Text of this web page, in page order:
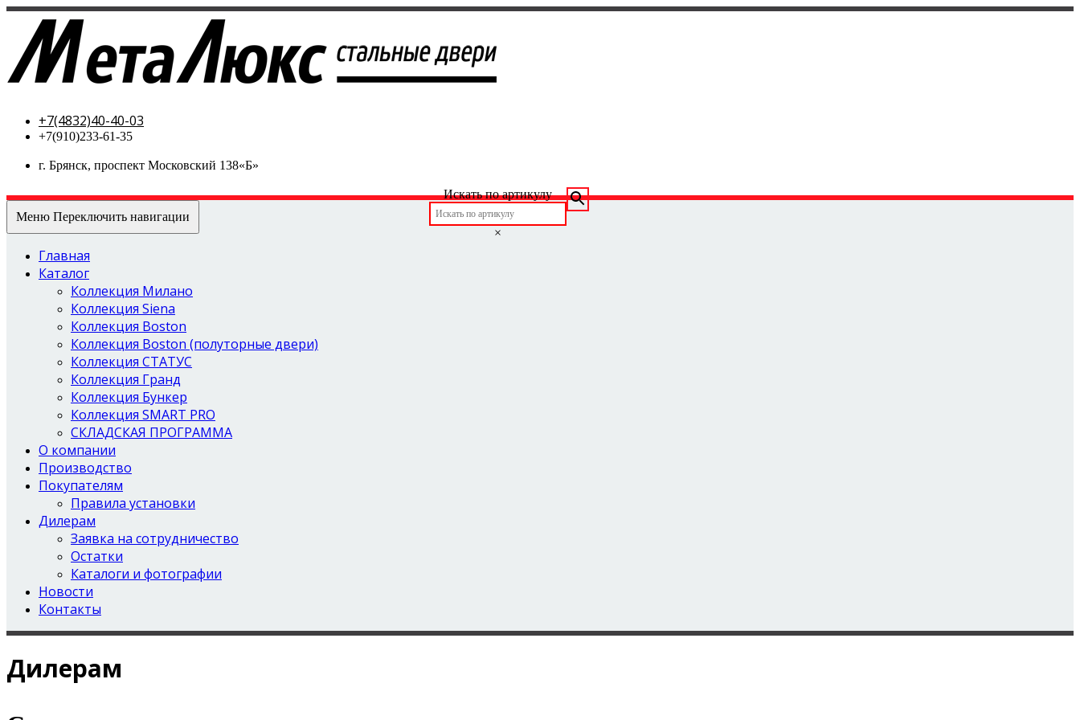
+7(4832)40-40-03
+7(910)233-61-35
г. Брянск, проспект Московский 138«Б»
Искать по артикулу
×
Меню Переключить навигации
Главная
Каталог
Коллекция Милано
Коллекция Siena
Коллекция Boston
Коллекция Boston (полуторные двери)
Коллекция СТАТУС
Коллекция Гранд
Коллекция Бункер
Коллекция SMART PRO
СКЛАДСКАЯ ПРОГРАММА
О компании
Производство
Покупателям
Правила установки
Дилерам
Заявка на сотрудничество
Остатки
Каталоги и фотографии
Новости
Контакты
Дилерам